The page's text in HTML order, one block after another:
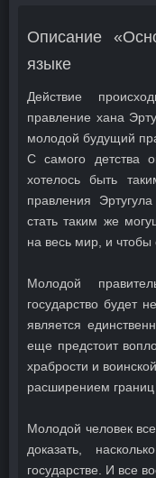
Описание
языке
Действие
правление хана
молодой будущий
С самого детства
хотелось быть
правления
стать таким же
на весь мир, и
Молодой
государство будет
является
еще предстоит
храбрости и
расширением
Молодой человек
доказать,
государстве. И все